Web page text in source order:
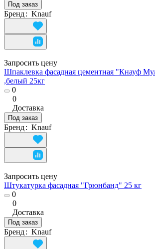
Под заказ
Бренд: Knauf
Запросить цену
Шпаклевка фасадная цементная "Кнауф
,белый 25кг
0
0
Доставка
Под заказ
Бренд: Knauf
Запросить цену
Штукатурка фасадная "Грюнбанд" 25 кг
0
0
Доставка
Под заказ
Бренд: Knauf